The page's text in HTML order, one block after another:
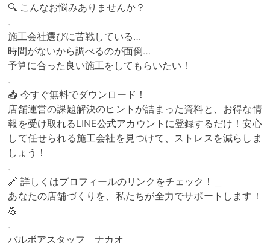
🔍 こんなお悩みありませんか？
.
施工会社選びに苦戦している…
時間がないから調べるのが面倒…
予算に合った良い施工をしてもらいたい！
.
📥 今すぐ無料でダウンロード！
店舗運営の課題解決のヒントが詰まった資料と、お得な情
報を受け取れるLINE公式アカウントに登録するだけ！安心
して任せられる施工会社を見つけて、ストレスを減らしま
しょう！
.
🔗 詳しくはプロフィールのリンクをチェック！＿
あなたの店舗づくりを、私たちが全力でサポートします！
💪
.
バルボアスタッフ ナカオ